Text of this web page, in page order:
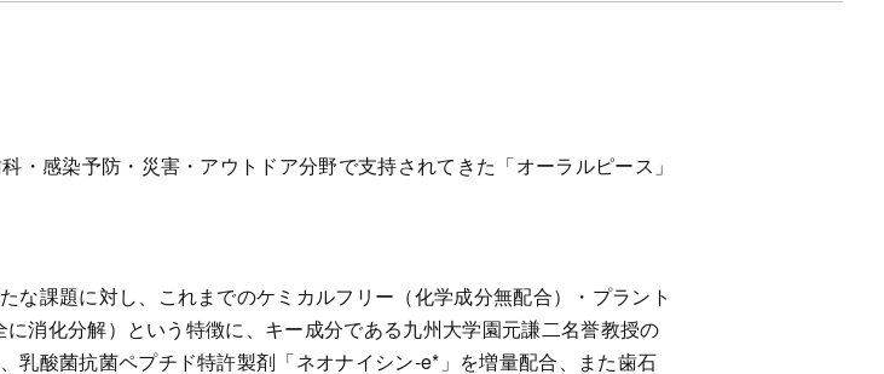
・感染予防・災害・アウトドア分野で支持されてきた「オーラルピース」
な課題に対し、これまでのケミカルフリー（化学成分無配合）・プラント
消化分解）という特徴に、キー成分である九州大学園元謙二名誉教授の
乳酸菌抗菌ペプチド特許製剤「ネオナイシン-e*」を増量配合、また歯石